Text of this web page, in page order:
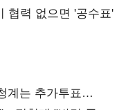
협력 없으면 '공수표'
계는 추가투표